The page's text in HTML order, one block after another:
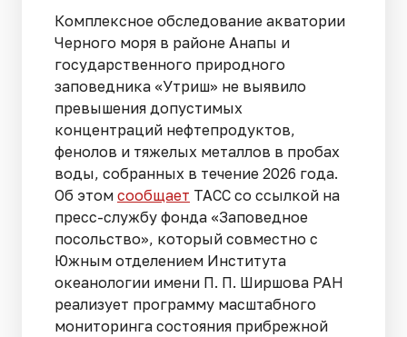
Комплексное обследование акватории
Черного моря в районе Анапы и
государственного природного
заповедника «Утриш» не выявило
превышения допустимых
концентраций нефтепродуктов,
фенолов и тяжелых металлов в пробах
воды, собранных в течение 2026 года.
Об этом сообщает ТАСС со ссылкой на
пресс-службу фонда «Заповедное
посольство», который совместно с
Южным отделением Института
океанологии имени П. П. Ширшова РАН
реализует программу масштабного
мониторинга состояния прибрежной